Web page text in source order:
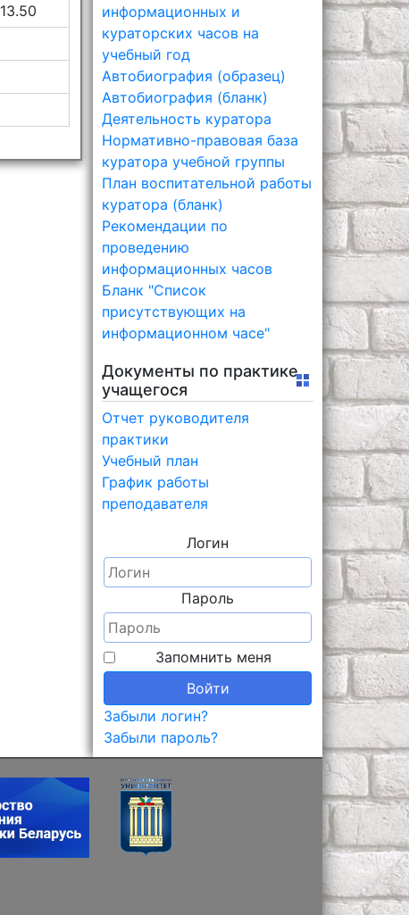
13.50
информационных и
кураторских часов на
учебный год
Автобиография (образец)
Автобиография (бланк)
Деятельность куратора
Нормативно-правовая база
куратора учебной группы
План воспитательной работы
куратора (бланк)
Рекомендации по
проведению
информационных часов
Бланк "Список
присутствующих на
информационном часе"
Документы по практике
учащегося
Отчет руководителя
практики
Учебный план
График работы
преподавателя
Логин
Пароль
Запомнить меня
Войти
Забыли логин?
Забыли пароль?